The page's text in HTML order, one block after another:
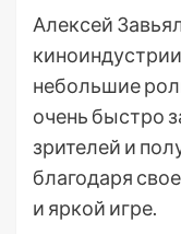
Алексей
небольшие
очень быстро
зрителей и
благодаря
и яркой игре.